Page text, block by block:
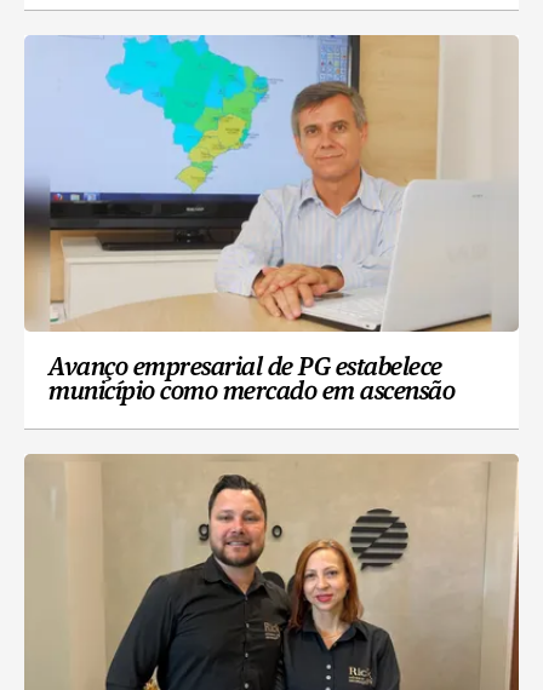
Avanço empresarial de PG estabelece
município como mercado em ascensão